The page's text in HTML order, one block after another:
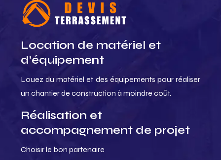
Location de matériel et
d’équipement
Louez du matériel et des équipements pour réaliser
un chantier de construction à moindre coût.
Réalisation et
accompagnement de projet
Choisir le bon partenaire